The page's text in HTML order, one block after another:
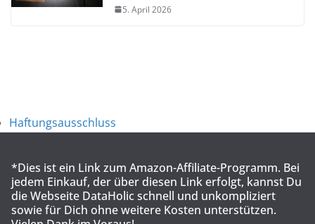
5. April 2026
Haftungsausschluss
*Dies ist ein Link zum Amazon-Affiliate-Programm. Bei
jedem Einkauf, der über diesen Link erfolgt, kannst Du
die Webseite DataHolic schnell und unkompliziert
sowie für Dich ohne weitere Kosten unterstützen.